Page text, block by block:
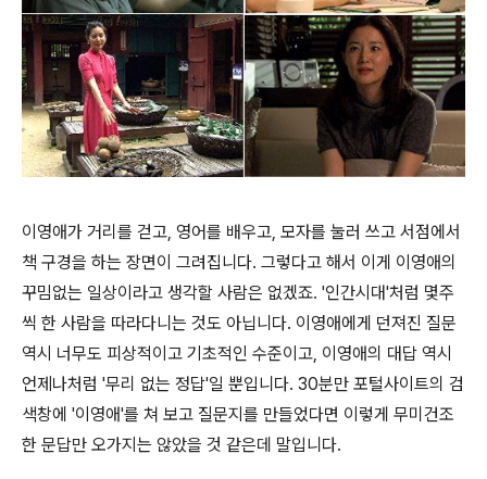
이영애가 거리를 걷고, 영어를 배우고, 모자를 눌러 쓰고 서점에서
책 구경을 하는 장면이 그려집니다. 그렇다고 해서 이게 이영애의
꾸밈없는 일상이라고 생각할 사람은 없겠죠. '인간시대'처럼 몇주
씩 한 사람을 따라다니는 것도 아닙니다. 이영애에게 던져진 질문
역시 너무도 피상적이고 기초적인 수준이고, 이영애의 대답 역시
언제나처럼 '무리 없는 정답'일 뿐입니다. 30분만 포털사이트의 검
색창에 '이영애'를 쳐 보고 질문지를 만들었다면 이렇게 무미건조
한 문답만 오가지는 않았을 것 같은데 말입니다.